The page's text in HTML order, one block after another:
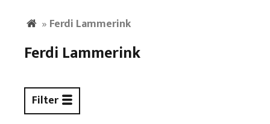
Nieuwsbrief
» Ferdi Lammerink
Ferdi Lammerink
Filter